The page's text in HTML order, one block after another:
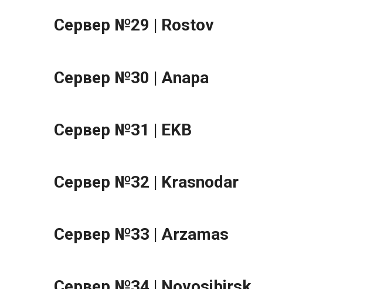
Сервер №29 | Rostov
Сервер №30 | Anapa
Сервер №31 | EKB
Сервер №32 | Krasnodar
Сервер №33 | Arzamas